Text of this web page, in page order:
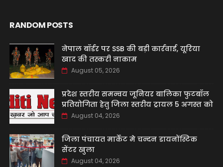
RANDOM POSTS
नेपाल बॉर्डर पर SSB की बड़ी कार्रवाई, यूरिया
खाद की तस्करी नाकाम
August 05, 2026
प्रदेश स्तरीय समन्वय जूनियर बालिका फुटबॉल
प्रतियोगिता हेतु जिला स्तरीय ट्रायल 5 अगस्त को
August 04, 2026
जिला पंचायत मार्केट मे चन्दन डायनोंस्टिक
सेंटर खुला
August 04, 2026